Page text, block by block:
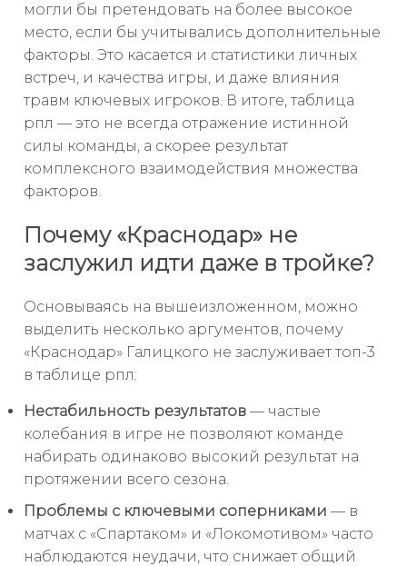
могли бы претендовать на более высокое
место, если бы учитывались дополнительные
факторы. Это касается и статистики личных
встреч, и качества игры, и даже влияния
травм ключевых игроков. В итоге, таблица
рпл — это не всегда отражение истинной
силы команды, а скорее результат
комплексного взаимодействия множества
факторов.
Почему «Краснодар» не
заслужил идти даже в тройке?
Основываясь на вышеизложенном, можно
выделить несколько аргументов, почему
«Краснодар» Галицкого не заслуживает топ-3
в таблице рпл:
Нестабильность результатов — частые
колебания в игре не позволяют команде
набирать одинаково высокий результат на
протяжении всего сезона.
Проблемы с ключевыми соперниками — в
матчах с «Спартаком» и «Локомотивом» часто
наблюдаются неудачи, что снижает общий